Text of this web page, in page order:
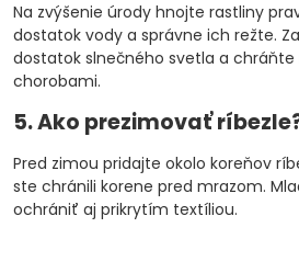
Na zvýšenie úrody hnojte rastliny
dostatok vody a správne ich režte.
dostatok slnečného svetla a
chorobami.
5. Ako prezimovať
Pred zimou pridajte okolo koreňov
ste chránili korene pred mrazom.
ochrániť aj prikrytím textíliou.